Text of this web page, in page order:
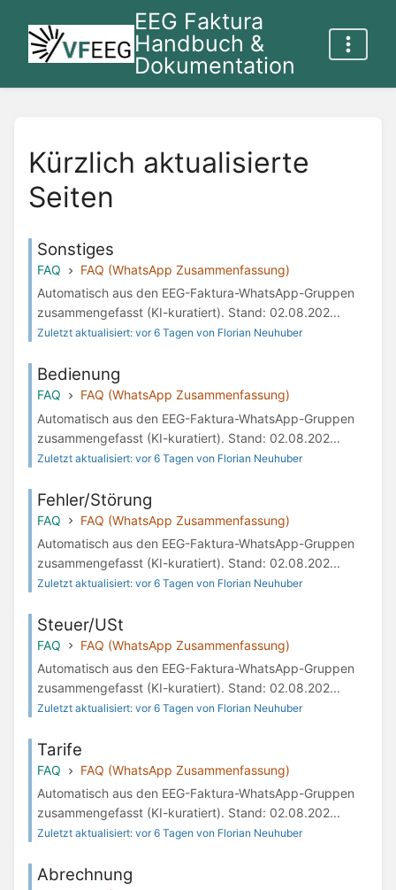
EEG Faktura
Handbuch &
Dokumentation
Kürzlich aktualisierte
Seiten
Sonstiges
FAQ
FAQ (WhatsApp Zusammenfassung)
Automatisch aus den EEG-Faktura-WhatsApp-Gruppen
zusammengefasst (KI-kuratiert). Stand: 02.08.202...
Zuletzt aktualisiert: vor 6 Tagen von Florian Neuhuber
Bedienung
FAQ
FAQ (WhatsApp Zusammenfassung)
Automatisch aus den EEG-Faktura-WhatsApp-Gruppen
zusammengefasst (KI-kuratiert). Stand: 02.08.202...
Zuletzt aktualisiert: vor 6 Tagen von Florian Neuhuber
Fehler/Störung
FAQ
FAQ (WhatsApp Zusammenfassung)
Automatisch aus den EEG-Faktura-WhatsApp-Gruppen
zusammengefasst (KI-kuratiert). Stand: 02.08.202...
Zuletzt aktualisiert: vor 6 Tagen von Florian Neuhuber
Steuer/USt
FAQ
FAQ (WhatsApp Zusammenfassung)
Automatisch aus den EEG-Faktura-WhatsApp-Gruppen
zusammengefasst (KI-kuratiert). Stand: 02.08.202...
Zuletzt aktualisiert: vor 6 Tagen von Florian Neuhuber
Tarife
FAQ
FAQ (WhatsApp Zusammenfassung)
Automatisch aus den EEG-Faktura-WhatsApp-Gruppen
zusammengefasst (KI-kuratiert). Stand: 02.08.202...
Zuletzt aktualisiert: vor 6 Tagen von Florian Neuhuber
Abrechnung